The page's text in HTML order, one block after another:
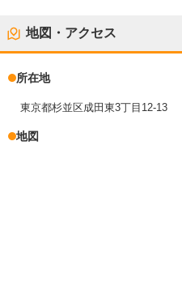
地図・アクセス
所在地
東京都杉並区成田東3丁目12-13
地図